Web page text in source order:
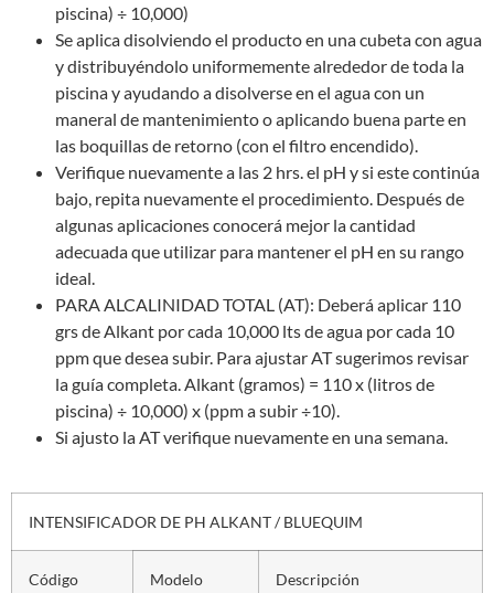
piscina) ÷ 10,000)
Se aplica disolviendo el producto en una cubeta con agua
y distribuyéndolo uniformemente alrededor de toda la
piscina y ayudando a disolverse en el agua con un
maneral de mantenimiento o aplicando buena parte en
las boquillas de retorno (con el filtro encendido).
Verifique nuevamente a las 2 hrs. el pH y si este continúa
bajo, repita nuevamente el procedimiento. Después de
algunas aplicaciones conocerá mejor la cantidad
adecuada que utilizar para mantener el pH en su rango
ideal.
PARA ALCALINIDAD TOTAL (AT): Deberá aplicar 110
grs de Alkant por cada 10,000 lts de agua por cada 10
ppm que desea subir. Para ajustar AT sugerimos revisar
la guía completa. Alkant (gramos) = 110 x (litros de
piscina) ÷ 10,000) x (ppm a subir ÷10).
Si ajusto la AT verifique nuevamente en una semana.
INTENSIFICADOR DE PH ALKANT / BLUEQUIM
Código Modelo Descripción